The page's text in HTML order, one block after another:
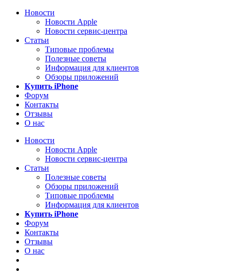
Новости
Новости Apple
Новости сервис-центра
Статьи
Типовые проблемы
Полезные советы
Информация для клиентов
Обзоры приложений
Купить iPhone
Форум
Контакты
Отзывы
О нас
Новости
Новости Apple
Новости сервис-центра
Статьи
Полезные советы
Обзоры приложений
Типовые проблемы
Информация для клиентов
Купить iPhone
Форум
Контакты
Отзывы
О нас